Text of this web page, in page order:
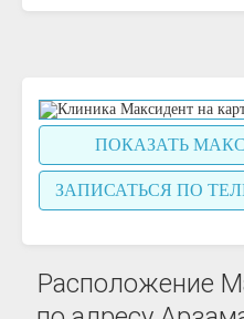
ПОКАЗАТЬ
ЗАПИСАТЬСЯ ПО
Расположение